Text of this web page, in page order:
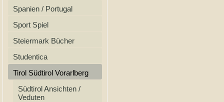
Spanien / Portugal
Sport Spiel
Steiermark Bücher
Studentica
Tirol Südtirol Vorarlberg
Südtirol Ansichten /
Veduten